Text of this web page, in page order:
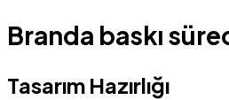
Branda baskı
Tasarım Hazırlığı